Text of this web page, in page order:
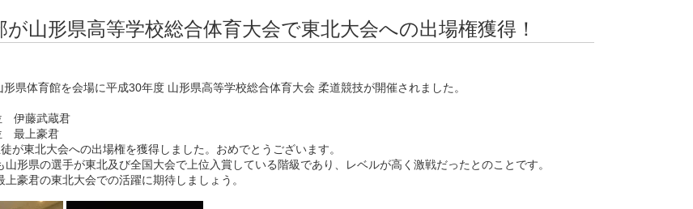
が山形県高等学校総合体育大会で東北大会への出場権獲得！
県体育館を会場に平成30年度 山形県高等学校総合体育大会 柔道競技が開催されました。
伊藤武蔵君
最上豪君
が東北大会への出場権を獲得しました。おめでとうございます。
山形県の選手が東北及び全国大会で上位入賞している階級であり、レベルが高く激戦だったとのことです。
上豪君の東北大会での活躍に期待しましょう。